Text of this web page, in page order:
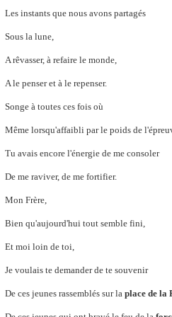
Les instants que nous avons partagés
Sous la lune,
A rêvasser, à refaire le monde,
A le penser et à le repenser.
Songe à toutes ces fois où
Même lorsqu'affaibli par le poids de
Tu avais encore l'énergie de me consoler
De me raviver, de me fortifier.
Mon Frère,
Bien qu'aujourd'hui tout semble fini,
Et moi loin de toi,
Je voulais te demander de te souvenir
De ces jeunes rassemblés sur la place de la